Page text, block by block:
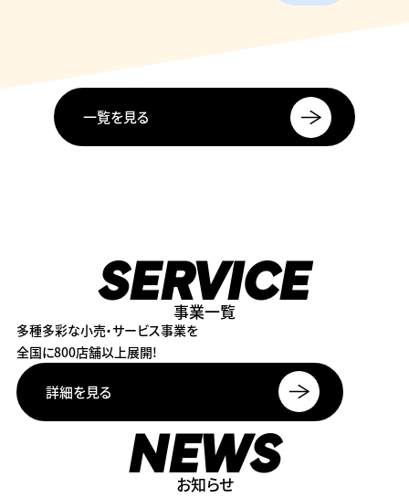
一覧を見る
SERVICE
事業一覧
多種多彩な小売・サービス事業を
全国に800店舗以上展開!
詳細を見る
NEWS
お知らせ